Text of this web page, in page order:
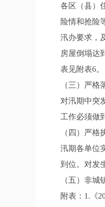
各区（县）
险情和抢险
汛办要求，
房屋倒塌达
表见附表6。
（三）严格
对汛期中突
工作必须做
（四）严格
汛期各单位
到位。对发
（五）非城
附表：1.《